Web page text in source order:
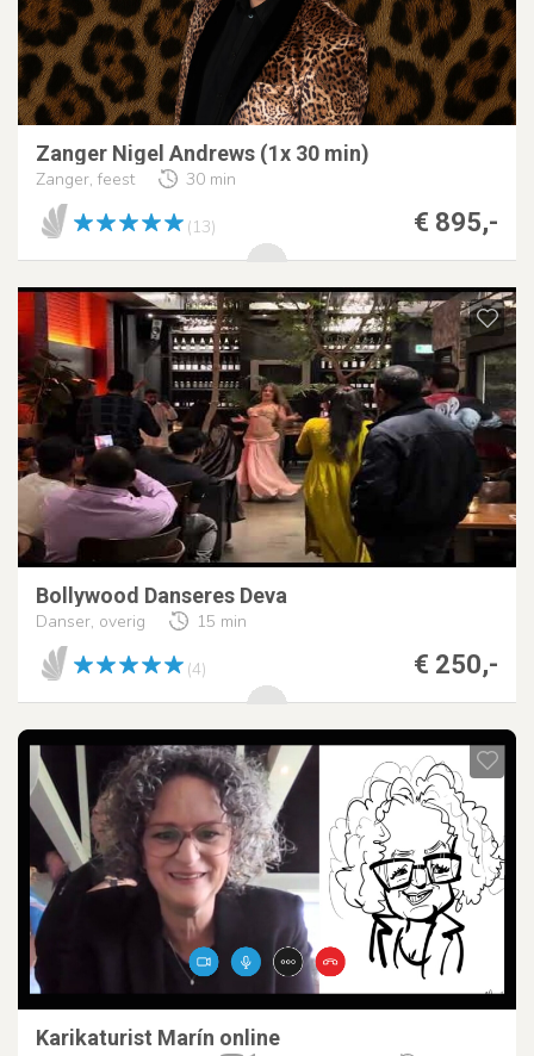
Zanger Nigel Andrews (1x 30 min)
Zanger, feest 30 min
€ 895,-
(13)
Bollywood Danseres Deva
Danser, overig 15 min
€ 250,-
(4)
Karikaturist Marín online